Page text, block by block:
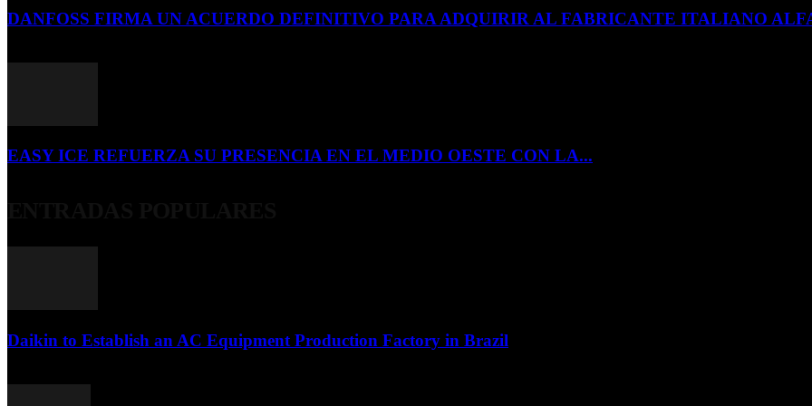
DANFOSS FIRMA UN ACUERDO DEFINITIVO PARA ADQUIRIR AL FABRICANTE ITALIANO
EASY ICE REFUERZA SU PRESENCIA EN EL MEDIO OESTE CON LA...
Daikin to Establish an AC Equipment Production Factory in Brazil